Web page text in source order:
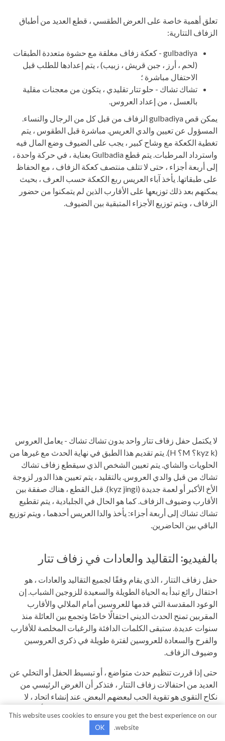
تعلق أهمية خاصة على العرض الطقسي ، قطع العديد من أطباق
الزفاف التتارية:
gulbadiya - كعكة زفاف مغلقة مع حشوة متعددة الطبقات
(لحم ، أرز ، جبن قريش ، زبيب) ، يتم إعدادها للطلب قبل
الاحتفال مباشرة ؛
تشاك تشاك - حلو تتار تقليدي ، يتكون من معجنات مقلية
بالعسل ، من إعداد العروس.
يمكن قص gulbadiya الزفاف من قبل كل من الرجال والنساء.
المسؤول عن تعيين والدي العريس. مباشرة قبل الطقوس ، يتم
تغطية الكعكة مع وشاح كبير ، يجب على الضيوف وضع المال فيه
واسترداد المرطبات. يتم قطع Gulbadia بعناية ، في حركة واحدة ،
إلى أربعة أجزاء ، حتى لا تتلف منتصف كعكة الزفاف ، مع الحفاظ
على طبقاتها. يأخذ آباء العريس ربع الكعكة حسب العرف ، بحيث
يمكنهم بعد ذلك توزيعها على الأقارب الذين لم يتمكنوا من حضور
الزفاف ، ويتم توزيع الأجزاء المتبقية بين الضيوف.
لا يكتمل حفل زفاف تتار واحد بدون تشاك تشاك - يعامل العروس
(kyz k؟ M؟ H). يتم تقديم هذا الطبق في نهاية الحدث مع غيرها من
الحلويات والشاي. يتم تعيين الشخص الذي سيقطع زفاف تشاك
تشاك من قبل والدي العروس. بالتقليد ، يتم تعيين هذا الدور لزوجة
الأخ الأكبر أو لعمة جديدة (kyz jingi). قبل القطع ، هناك صفقة بين
الأقارب وضيوف الزفاف. كما هو الحال في الجلبادية ، يتم تقطيع
تشاك تشاك إلى أربعة أجزاء: يأخذ والدا العريس أحدهما ، ويتم توزيع
الباقي بين الحاضرين.
بالفيديو: التقاليد والعادات في زفاف تتار
حفل زفاف التتار ، الذي يقام وفقًا لجميع التقاليد والعادات ، هو
احتفال رائع تبدأ به الحياة الطويلة والسعيدة للزوجين الشباب. إن
الوعود المقدسة التي قدمها للعروسين أمام الملالي والأقارب
المقربين تمنح الحدث الديني احتفالًا خاصًا وتجمع بين العائلة منذ
سنوات عديدة. ستبقى الكلمات الدافئة والرغبات المخلصة للأقارب
والفرح والسعادة للعروسين لفترة طويلة في ذكرى العروسين
وضيوف الزفاف.
حتى إذا قررت تنظيم حدث متواضع ، أو تبسيط الحفل أو التخلي عن
العديد من احتفالات زفاف التتار ، فتذكر أن الغرض الرئيسي من
نكاح التقوى هو تقوية الحب لبعضهم البعض. عند إنشاء اتحاد ، لا
لأي زوجين. حفل زفاف جميل ومؤثر لحفل زفاف تتار ، شاهد
This website uses cookies to ensure you get the best experience on our
website.
OK